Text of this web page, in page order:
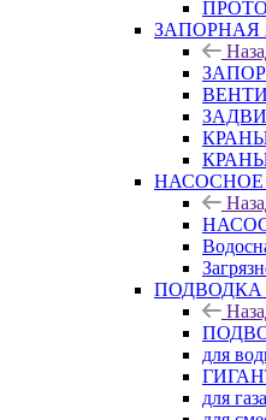
ЗАПОРНАЯ
НАСОСНОЕ
ПОДВОДКА
для
для газа